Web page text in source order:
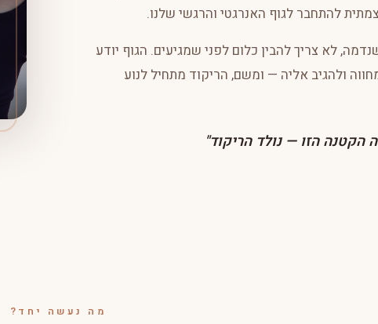
להתחבר לגוף האנרגטי והרגשי שלנו.
לא צריך להבין כלום לפני שמגיעים. הגוף יודע
ולהגיב אליה — ומשם, הריקוד מתחיל לנוע
הקטנה הזו — נולד הריקוד"
מה נעשה יחד?